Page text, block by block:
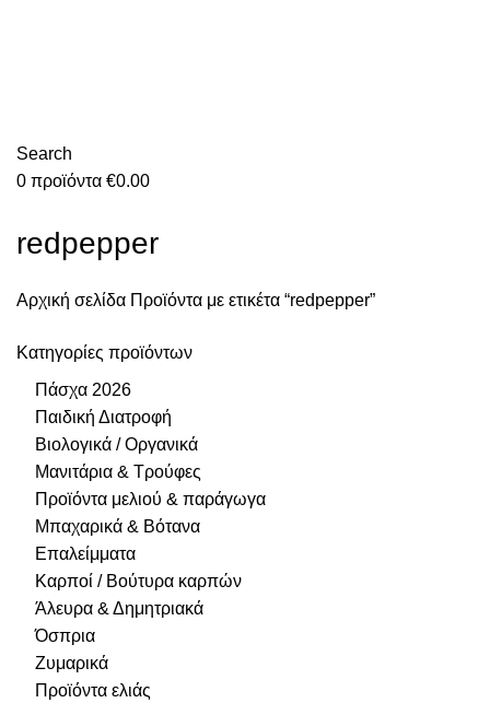
Search
0 προϊόντα €0.00
redpepper
Αρχική σελίδα Προϊόντα με ετικέτα “redpepper”
Κατηγορίες προϊόντων
Πάσχα 2026
Παιδική Διατροφή
Βιολογικά / Οργανικά
Μανιτάρια & Τρούφες
Προϊόντα μελιού & παράγωγα
Μπαχαρικά & Βότανα
Επαλείμματα
Καρποί / Βούτυρα καρπών
Άλευρα & Δημητριακά
Όσπρια
Ζυμαρικά
Προϊόντα ελιάς